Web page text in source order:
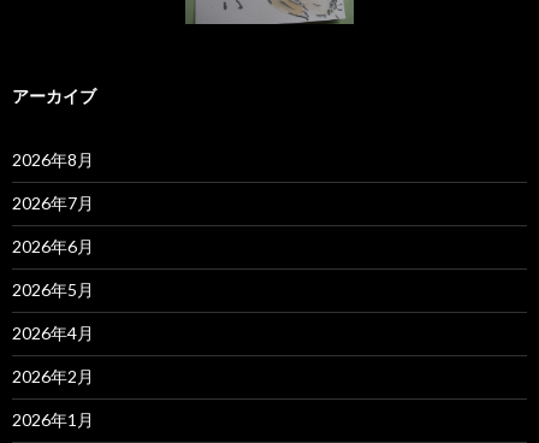
アーカイブ
2026年8月
2026年7月
2026年6月
2026年5月
2026年4月
2026年2月
2026年1月